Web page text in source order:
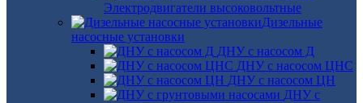
Электродвигатели высоковольтные
Дизельные
насосные установки
ДНУ с насосом Д
ДНУ с насосом ЦНС
ДНУ с насосом ЦН
ДНУ с